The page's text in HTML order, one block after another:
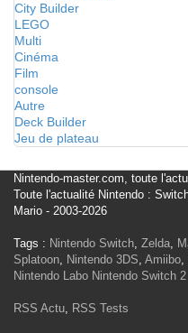
City Builder
LEGO
Multi
Cinéma
Film
console
Autre
Deck Builder
Jeu de plateau
Nintendo-master.com, toute
Toute l'actualité Nintendo :
Mario - 2003-2026
Tags : Nintendo Switch, Zelda,
Splatoon, Nintendo 3DS, Amiibo,
Nintendo Labo Nintendo Switch 2
RSS Actu, RSS Tests